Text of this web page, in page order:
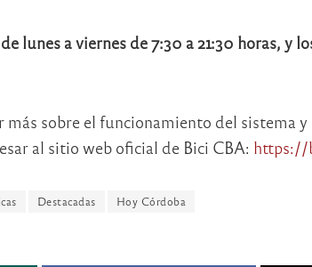
lunes a viernes de 7:30 a 21:30 horas, y
más sobre el funcionamiento del sistema
al sitio web oficial de Bici CBA: https://
Destacadas Hoy Córdoba